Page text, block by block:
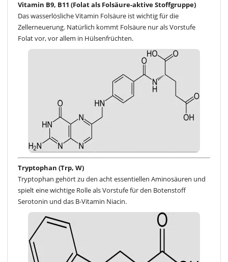
Vitamin B9, B11 (Folat als Folsäure-aktive Stoffgruppe)
Das wasserlösliche Vitamin Folsäure ist wichtig für die
Zellerneuerung. Natürlich kommt Folsäure nur als Vorstufe
Folat vor, vor allem in Hülsenfrüchten.
Tryptophan (Trp, W)
Tryptophan gehört zu den acht essentiellen Aminosäuren und
spielt eine wichtige Rolle als Vorstufe für den Botenstoff
Serotonin und das B-Vitamin Niacin.